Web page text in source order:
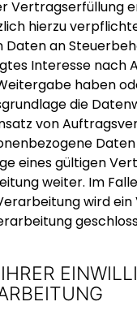
Vertragserfüllung
hierzu
Daten an
Interesse nach
haben
die
von
eines gültigen
weiter. Im
wird